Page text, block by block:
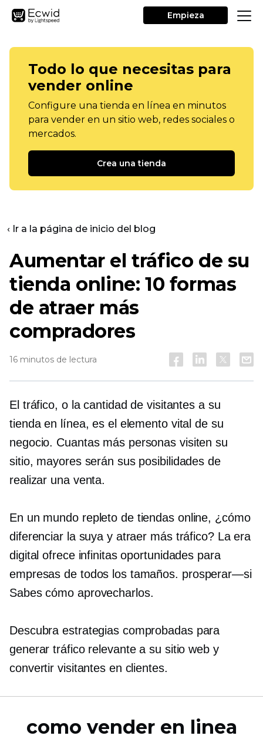
Empieza
Todo lo que necesitas para
vender online
Configure una tienda en línea en minutos
para vender en un sitio web, redes sociales o
mercados.
Crea una tienda
‹ Ir a la página de inicio del blog
Aumentar el tráfico de su
tienda online: 10 formas
de atraer más
compradores
16 minutos de lectura
El tráfico, o la cantidad de visitantes a su
tienda en línea, es el elemento vital de su
negocio. Cuantas más personas visiten su
sitio, mayores serán sus posibilidades de
realizar una venta.
En un mundo repleto de tiendas online, ¿cómo
diferenciar la suya y atraer más tráfico? La era
digital ofrece infinitas oportunidades para
empresas de todos los tamaños. prosperar—si
Sabes cómo aprovecharlos.
Descubra estrategias comprobadas para
generar tráfico relevante a su sitio web y
convertir visitantes en clientes.
como vender en linea